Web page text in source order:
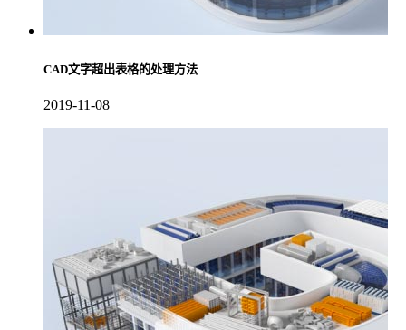
CAD文字超出表格的处理方法
2019-11-08